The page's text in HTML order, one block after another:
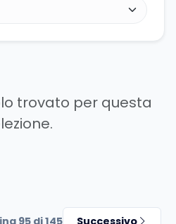
trovato per questa